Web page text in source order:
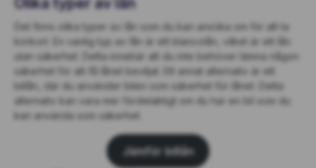
Det finns olika typer av lån som du kan ansöka om för att ta
körkort. En vanlig typ av lån är ett blancolån, vilket är ett lån
utan säkerhet. Detta innebär att du inte behöver lämna någon
säkerhet för att få lånet beviljat. Ett annat alternativ är ett
billån, där du använder bilen som säkerhet för lånet. Detta
alternativ kan vara mer fördelaktigt om du har en bil som du
kan använda som säkerhet.
Jämför billån